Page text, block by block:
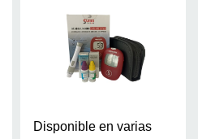
Disponible en varias